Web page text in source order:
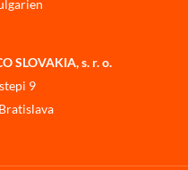
SLOVAKIA, s. r. o.
9